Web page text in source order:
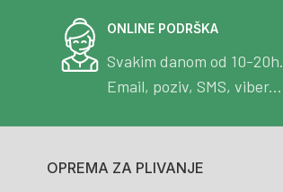
ONLINE PODRŠKA
Svakim danom od 10-20h.
Email, poziv, SMS, viber...
OPREMA ZA PLIVANJE